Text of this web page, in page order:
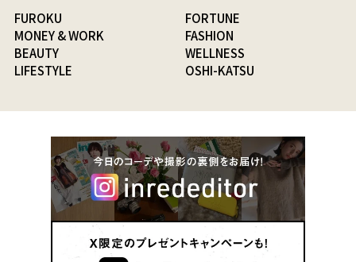
FUROKU
FORTUNE
MONEY & WORK
FASHION
BEAUTY
WELLNESS
LIFESTYLE
OSHI-KATSU